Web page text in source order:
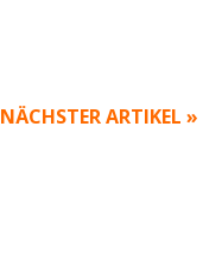
NÄCHSTER ARTIKEL »